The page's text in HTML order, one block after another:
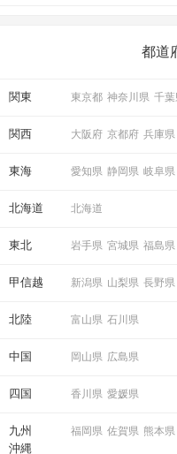
の楽しいことア
都道
関東 東京都 神奈川県 千
関西 大阪府 京都府 兵庫県
東海 愛知県 静岡県 岐阜県
北海道 北海道
東北 岩手県 宮城県 福島県
甲信越 新潟県 山梨県 長野県
北陸 富山県 石川県
中国 岡山県 広島県
四国 香川県 愛媛県
九州
沖縄
福岡県 佐賀県 熊本県